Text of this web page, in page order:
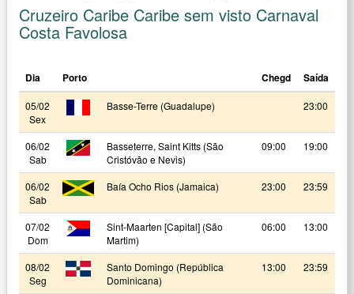
Cruzeiro Caribe Caribe sem visto Carnaval
Costa Favolosa
Dia Porto Chegd Saída
05/02
Sex
Basse-Terre (Guadalupe) 23:00
06/02
Sab
Basseterre, Saint Kitts (São
Cristóvão e Nevis)
09:00 19:00
06/02
Sab
Baía Ocho Rios (Jamaica) 23:00 23:59
07/02
Dom
Sint-Maarten [Capital] (São
Martim)
06:00 13:00
08/02
Seg
Santo Domingo (República
Dominicana)
13:00 23:59